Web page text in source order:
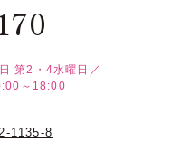
第2・4水曜日／
～18:00
1135-8